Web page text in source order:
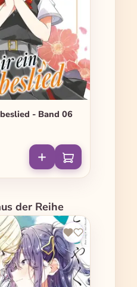
- Band 06
der Reihe